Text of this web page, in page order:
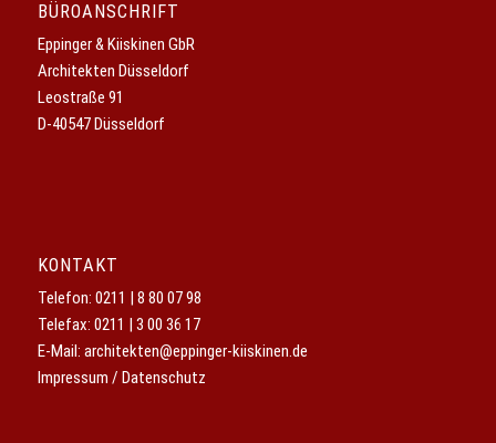
BÜROANSCHRIFT
Eppinger & Kiiskinen GbR
Architekten Düsseldorf
Leostraße 91
D-40547 Düsseldorf
KONTAKT
Telefon: 0211 | 8 80 07 98
Telefax: 0211 | 3 00 36 17
E-Mail: architekten@eppinger-kiiskinen.de
Impressum / Datenschutz